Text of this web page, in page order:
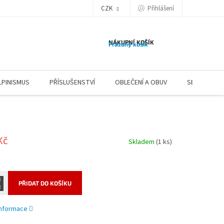
CZK Přihlášení
NÁKUPNÍ KOŠÍK
Prázdný košík
PŘÍSLUŠENSTVÍ OBLEČENÍ A OBUV SERVIS
Skladem (1 ks)
PŘIDAT DO KOŠÍKU